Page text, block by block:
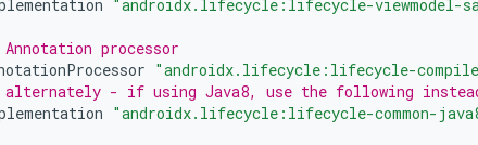
"androidx.lifecycle:lifecycle-viewmodel-
processor
"androidx.lifecycle:lifecycle-
- if using Java8, use the following
"androidx.lifecycle:lifecycle-common-